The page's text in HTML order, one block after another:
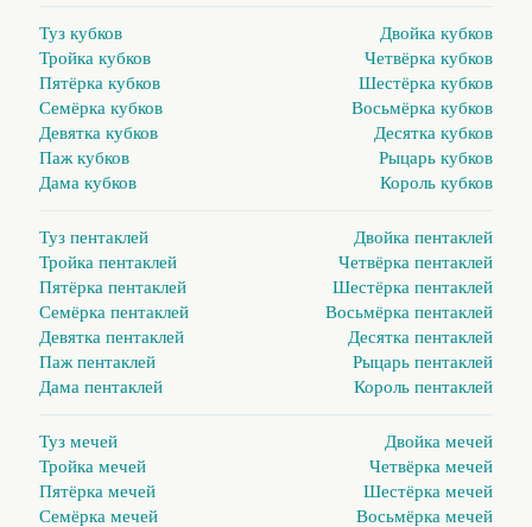
Туз кубков
Двойка кубков
Тройка кубков
Четвёрка кубков
Пятёрка кубков
Шестёрка кубков
Семёрка кубков
Восьмёрка кубков
Девятка кубков
Десятка кубков
Паж кубков
Рыцарь кубков
Дама кубков
Король кубков
Туз пентаклей
Двойка пентаклей
Тройка пентаклей
Четвёрка пентаклей
Пятёрка пентаклей
Шестёрка пентаклей
Семёрка пентаклей
Восьмёрка пентаклей
Девятка пентаклей
Десятка пентаклей
Паж пентаклей
Рыцарь пентаклей
Дама пентаклей
Король пентаклей
Туз мечей
Двойка мечей
Тройка мечей
Четвёрка мечей
Пятёрка мечей
Шестёрка мечей
Семёрка мечей
Восьмёрка мечей